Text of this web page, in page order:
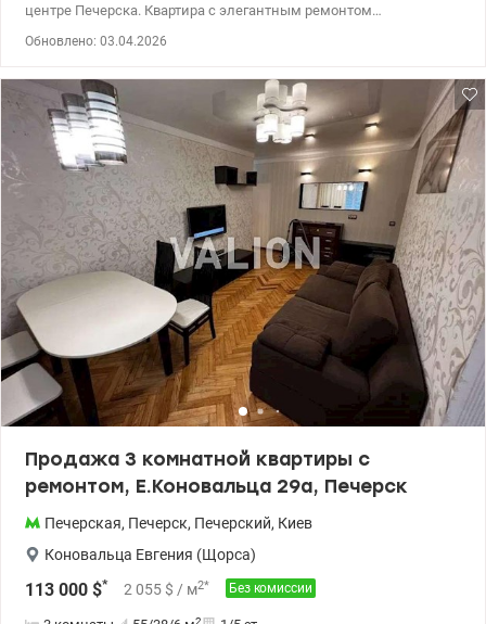
центре Печерска. Квартира с элегантным ремонтом
м², кухня 9 м² - этаж 9/26 - высота потолка 2,85 м² -
дизайнерский ремонт с качественной мебелью и техникой -
планировка: большая гостиная, объединенная с кухней, уютная
спальня с балконом, ванная комната, гардеробная, гостевой
санузел - монолитно-каркасный дом 2011 года постройки -
бизнес-класс - централизованное отопление - резервное
питание (генератор) - пропускная система - консьерж-сервис и
охрана, видеонаблюдение - наземная и трехуровневая
подземная парковка Инфраструктура: - тихая и уютная локация
дома, вдали от интенсивного движения, всего 5 минут пешком
до станции метро «Печерская» - рядом КНУКиМ, супермаркеты,
учебные заведения, рестораны, медицинские учреждения - дом
имеет собственную инфраструктуру: кафе, рестораны, салоны
красоты, магазины . Звоните для записи на просмотр цена
214000 у.е. 0937470721 Наталья valion.ua/1147883
Обновлено: 03.04.2026
Продажа 3 комнатной квартиры с
ремонтом, Е.Коновальца 29а, Печерск
Печерская, Печерск, Печерский, Киев
Коновальца Евгения (Щорса)
113 000 $* 2 055 $ / м2* Без комиссии
2